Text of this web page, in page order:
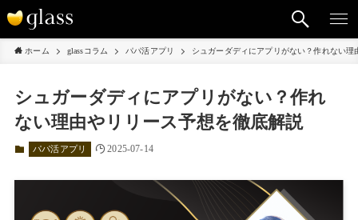
ホーム glassコラム パパ活アプリ シュガーダディにアプリがない？作れない
シュガーダディにアプリがない？作れ
ない理由やリリース予想を徹底解説
パパ活アプリ 2025-07-14